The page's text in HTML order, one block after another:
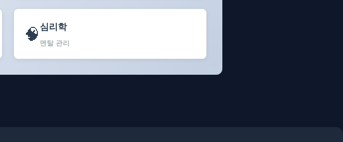
🧠 심리학
멘탈 관리